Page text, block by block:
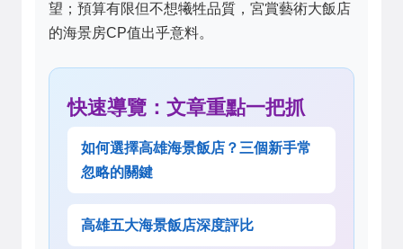
望；預算有限但不想犧牲品質， 宮賞藝術大飯店
的海景房CP值出乎意料。
快速導覽：文章重點一把抓
如何選擇高雄海景飯店？三個新手常
忽略的關鍵
高雄五大海景飯店深度評比